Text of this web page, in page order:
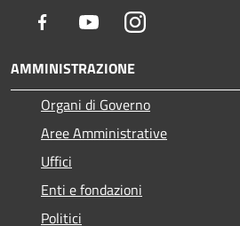
Facebook YoutubeInstagram
AMMINISTRAZIONE
Organi di Governo
Aree Amministrative
Uffici
Enti e fondazioni
Politici